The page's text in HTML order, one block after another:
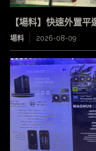
【場料】快速外置
場料 2026-08-09